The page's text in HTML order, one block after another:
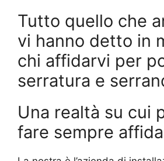
Tutto quello che
vi hanno detto in
chi affidarvi per
serratura e
Una realtà su cui
fare sempre